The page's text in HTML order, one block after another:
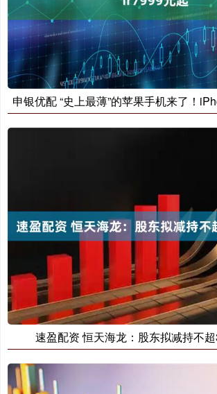
申银优配 “史上最薄”的苹果手机来了！
速盈配资 恒天海龙：股东拟减持不